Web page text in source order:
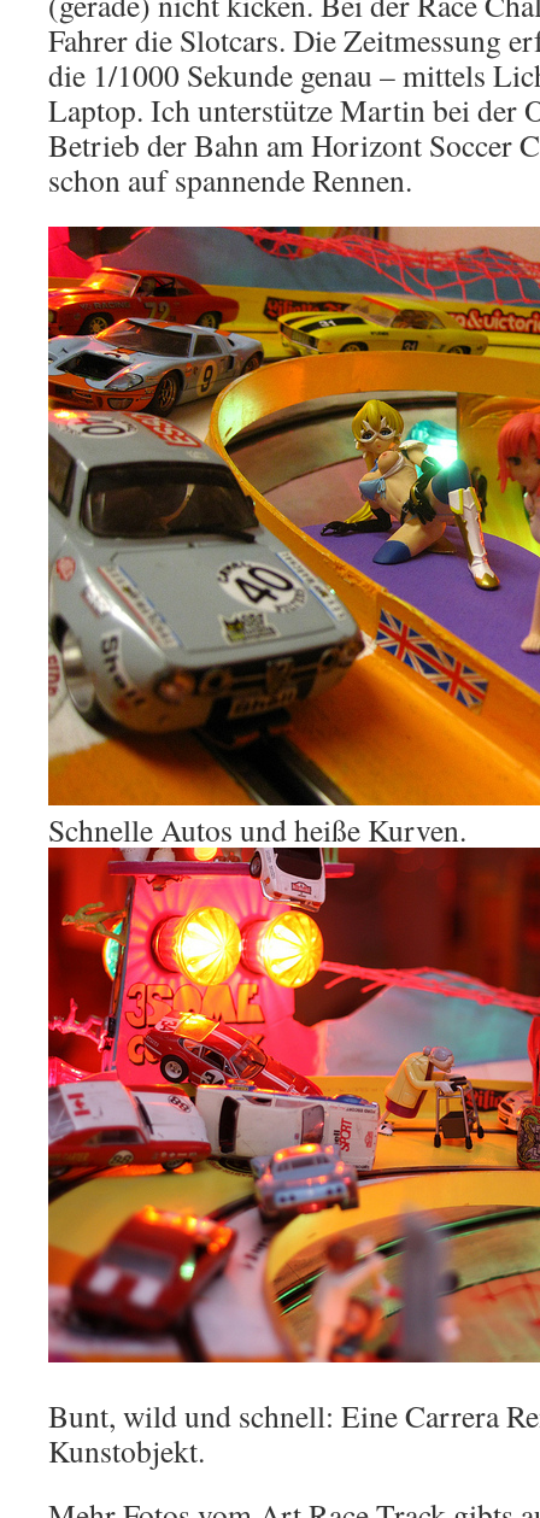
Fahrer die Slotcars. Die Zeitmessung
die 1/1000 Sekunde genau – mittels
Laptop. Ich unterstütze Martin bei der
Betrieb der Bahn am Horizont Soccer
schon auf spannende Rennen.
Schnelle Autos und heiße Kurven.
Bunt, wild und schnell: Eine Carrera
Kunstobjekt.